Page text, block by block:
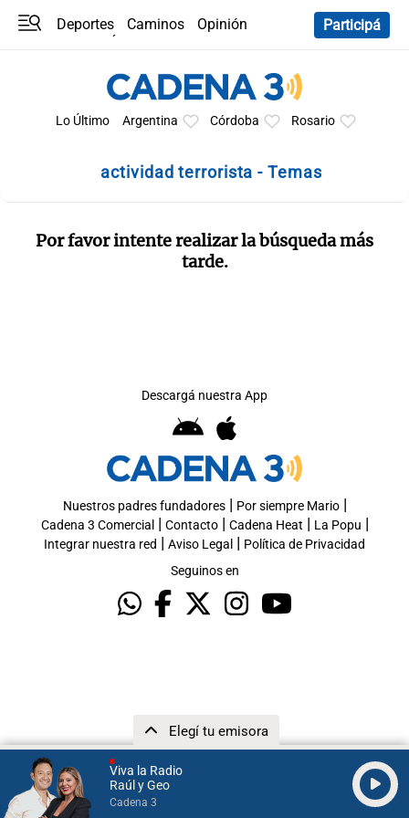
Viva la Radio
Raúl y Geo
Cadena 3
Elegí tu emisora
Deportes Caminos
Opinión
Participá
Lo Último Argentina Córdoba Rosario
actividad terrorista - Temas
Por favor intente realizar la búsqueda más
tarde.
Descargá nuestra App
Nuestros padres fundadores| Por siempre Mario|
Cadena 3 Comercial | Contacto| Cadena Heat | La Popu |
Integrar nuestra red | Aviso Legal | Política de Privacidad
Seguinos en